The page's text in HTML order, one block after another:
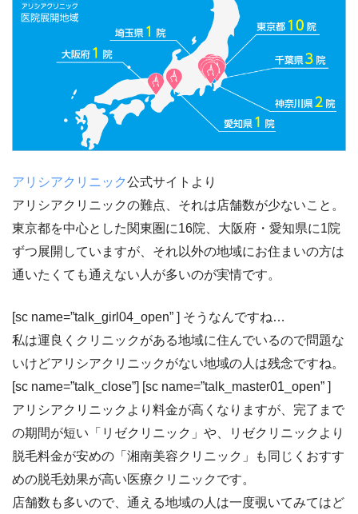
アリシアクリニック公式サイトより
アリシアクリニックの難点、それは店舗数が少ないこと。
東京都を中心とした関東圏に16院、大阪府・愛知県に1院
ずつ展開していますが、それ以外の地域にお住まいの方は
通いたくても通えない人が多いのが実情です。
[sc name=”talk_girl04_open” ] そうなんですね…
私は運良くクリニックがある地域に住んでいるので問題な
いけどアリシアクリニックがない地域の人は残念ですね。
[sc name=”talk_close”] [sc name=”talk_master01_open” ]
アリシアクリニックより料金が高くなりますが、 完了まで
の期間が短い「リゼクリニック」 や、
リゼクリニックより
脱毛料金が安めの「湘南美容クリニック」
も同じくおすす
めの脱毛効果が高い医療クリニックです。
店舗数も多いので、通える地域の人は一度覗いてみてはど